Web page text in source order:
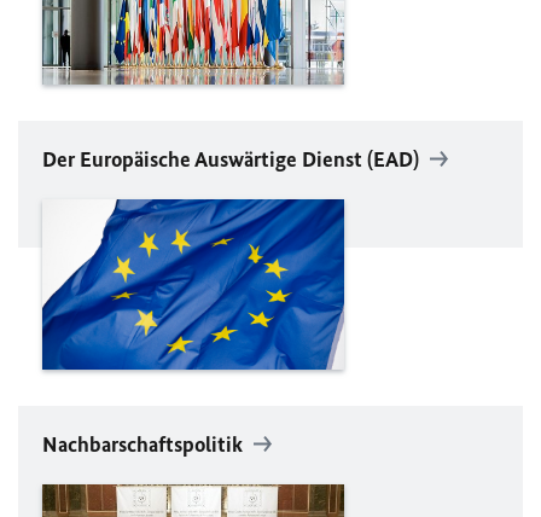
Der Europäische Auswärtige Dienst (EAD)
Nachbarschaftspolitik